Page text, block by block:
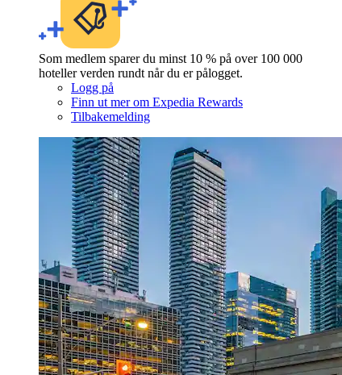
Som medlem sparer du minst 10 % på over 100 000
hoteller verden rundt når du er pålogget.
Logg på
Finn ut mer om Expedia Rewards
Tilbakemelding